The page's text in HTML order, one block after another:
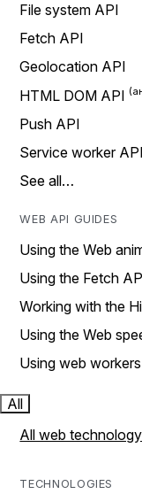
File system API
Fetch API
Geolocation API
HTML DOM API
Push API
Service worker API
See all…
WEB API GUIDES
Using the Web
Using the Fetch
Working with the
Using the Web
Using web workers
All
All web technology
TECHNOLOGIES